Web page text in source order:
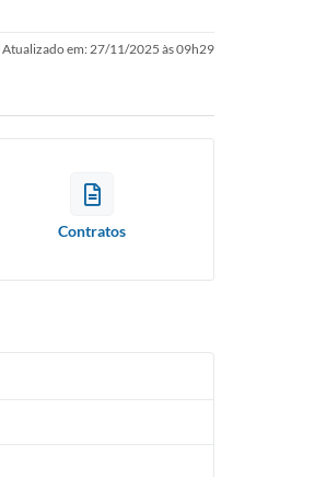
Atualizado em: 27/11/2025 às 09h29
Contratos